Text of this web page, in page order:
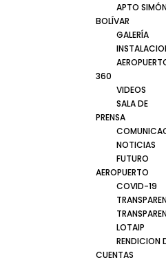
APTO
BOLÍVAR
GALERÍA
360
VIDEOS
SALA DE
PRENSA
NOTICIAS
FUTURO
AEROPUERTO
COVID-19
LOTAIP
RENDICION
CUENTAS